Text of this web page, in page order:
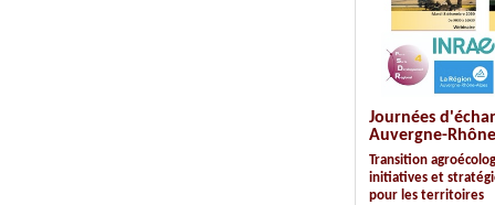
Journées
Auvergne-
Transition
initiatives et
pour les territoires